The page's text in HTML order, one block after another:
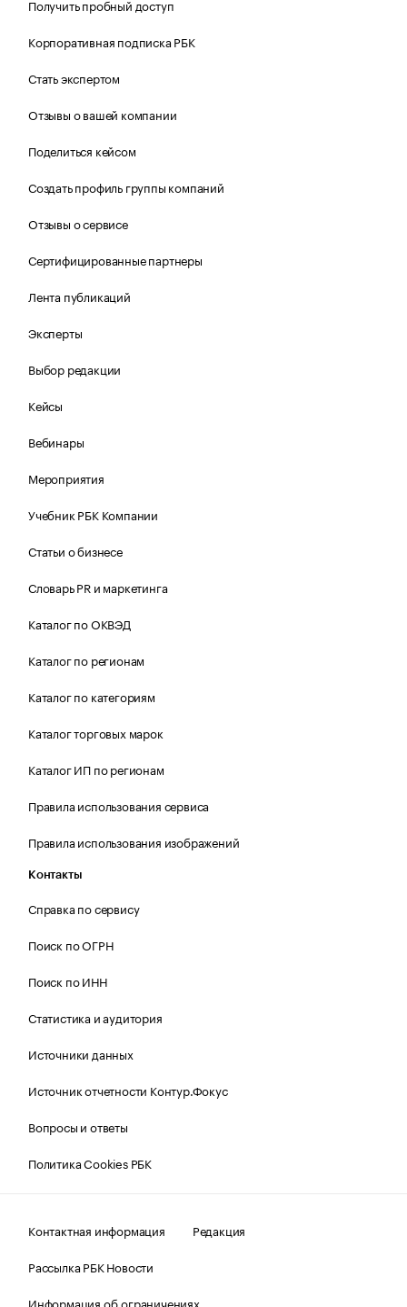
Получить пробный доступ
Корпоративная подписка РБК
Стать экспертом
Отзывы о вашей компании
Поделиться кейсом
Создать профиль группы компаний
Отзывы о сервисе
Сертифицированные партнеры
Лента публикаций
Эксперты
Выбор редакции
Кейсы
Вебинары
Мероприятия
Учебник РБК Компании
Статьи о бизнесе
Словарь PR и маркетинга
Каталог по ОКВЭД
Каталог по регионам
Каталог по категориям
Каталог торговых марок
Каталог ИП по регионам
Правила использования сервиса
Правила использования изображений
Контакты
Справка по сервису
Поиск по ОГРН
Поиск по ИНН
Статистика и аудитория
Источники данных
Источник отчетности Контур.Фокус
Вопросы и ответы
Политика Cookies РБК
Контактная информация
Редакция
Рассылка РБК Новости
Информация об ограничениях